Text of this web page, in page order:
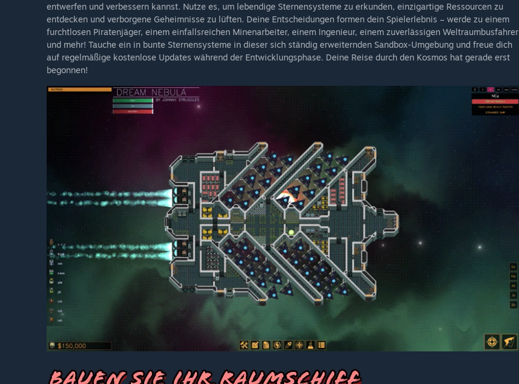
entwerfen und verbessern kannst. Nutze es, um lebendige Sternensysteme zu erkunden, einzigartige Ressourcen zu
entdecken und verborgene Geheimnisse zu lüften. Deine Entscheidungen formen dein Spielerlebnis – werde zu einem
furchtlosen Piratenjäger, einem einfallsreichen Minenarbeiter, einem Ingenieur, einem zuverlässigen Weltraumbusfahrer
und mehr! Tauche ein in bunte Sternensysteme in dieser sich ständig erweiternden Sandbox-Umgebung und freue dich
auf regelmäßige kostenlose Updates während der Entwicklungsphase. Deine Reise durch den Kosmos hat gerade erst
begonnen!